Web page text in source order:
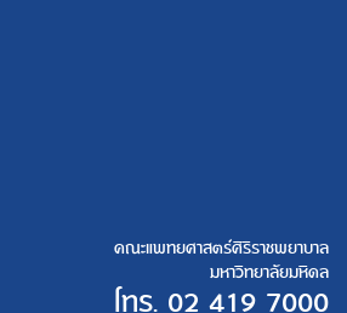
คณะแพทยศาสตร์ศิริราชพยาบาล
มหาวิทยาลัยมหิดล
โทร. 02 419 7000